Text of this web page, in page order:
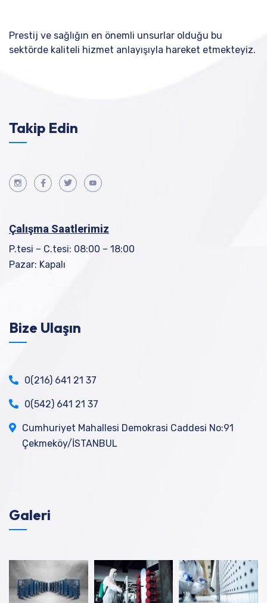
Prestij ve sağlığın en önemli unsurlar olduğu bu
sektörde kaliteli hizmet anlayışıyla hareket etmekteyiz.
Takip Edin
Çalışma Saatlerimiz
P.tesi – C.tesi: 08:00 – 18:00
Pazar: Kapalı
Bize Ulaşın
0(216) 641 21 37
0(542) 641 21 37
Cumhuriyet Mahallesi Demokrasi Caddesi No:91
Çekmeköy/İSTANBUL
Galeri